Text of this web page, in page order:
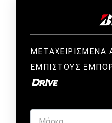
Συμβουλές
ΚΤΕΟ
Οδική βοήθεια
eDRIVE
ΜΕΤΑΧΕΙΡΙΣΜΕΝΑ
ΕΜΠΙΣΤΟΥΣ